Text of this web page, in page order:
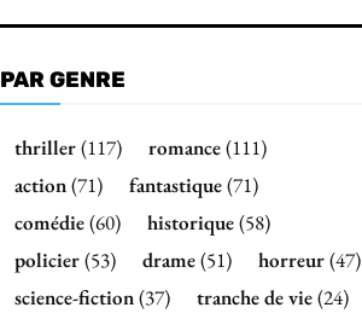
PAR GENRE
thriller(117) romance(111)
action(71) fantastique(71)
comédie(60) historique(58)
policier(53) drame(51) horreur(47)
science-fiction(37) tranche de vie(24)